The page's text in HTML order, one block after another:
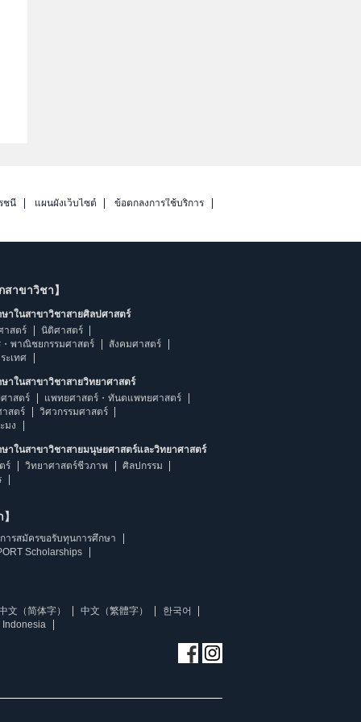
ชนี แผนผังเว็บไซต์ ข้อตกลงการใช้บริการ
าขาวิชา】
าในสาขาวิชาสายศิลปศาสตร์
าสตร์
นิติศาสตร์
・พาณิชยกรรมศาสตร์
สังคมศาสตร์
ะเทศ
าในสาขาวิชาสายวิทยาศาสตร์
าสตร์
แพทยศาสตร์・ทันตแพทยศาสตร์
สตร์
วิศวกรรมศาสตร์
มง
าในสาขาวิชาสายมนุษยศาสตร์และวิทยาศาสตร์
ร์
วิทยาศาสตร์ชีวภาพ
ศิลปกรรม
การสมัครขอรับทุนการศึกษา
Scholarships
文（简体字） 中文（繁體字）
한국어
Indonesia